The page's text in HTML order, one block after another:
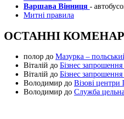
Варшава Вінниця -
Митні правила
ОСТАННІ
полор до Мазурка –
Віталій до Бізнес
Віталій до Бізнес
Володимир до Візові центри
Володимир до Служба